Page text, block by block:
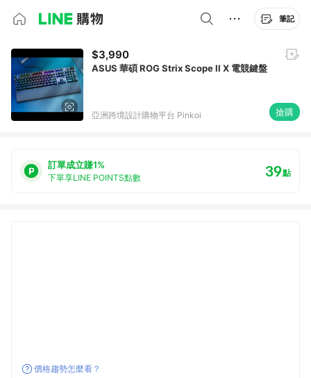
筆記
$3,990
ASUS 華碩 ROG Strix Scope II X 電競鍵盤
亞洲跨境設計購物平台 Pinkoi 搶購
訂單成立賺1%
下單享LINE POINTS點數 39點
價格趨勢怎麼看？